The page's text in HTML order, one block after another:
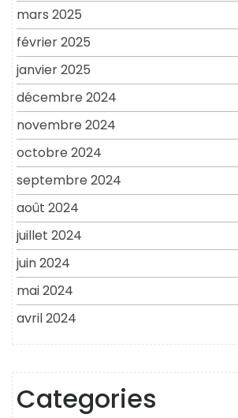
mars 2025
février 2025
janvier 2025
décembre 2024
novembre 2024
octobre 2024
septembre 2024
août 2024
juillet 2024
juin 2024
mai 2024
avril 2024
Categories